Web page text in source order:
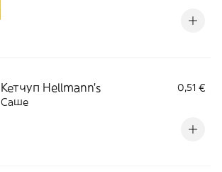
Кетчуп Hellmann's
0,51 €
Саше